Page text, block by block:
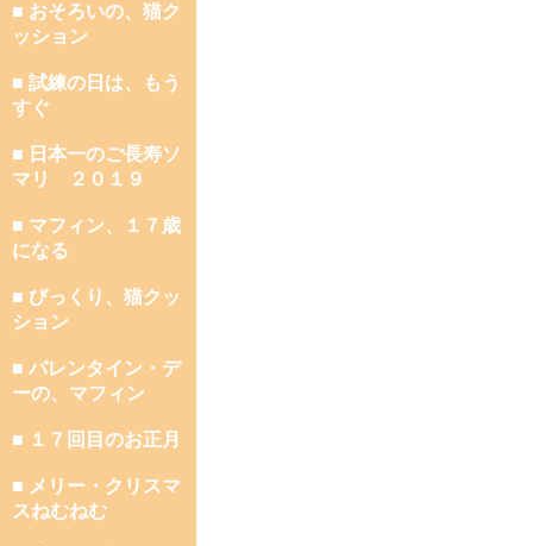
■ おそろいの、猫ク
ッション
■ 試練の日は、もう
すぐ
■ 日本一のご長寿ソ
マリ ２０１９
■ マフィン、１７歳
になる
■ びっくり、猫クッ
ション
■ バレンタイン・デ
ーの、マフィン
■ １７回目のお正月
■ メリー・クリスマ
スねむねむ